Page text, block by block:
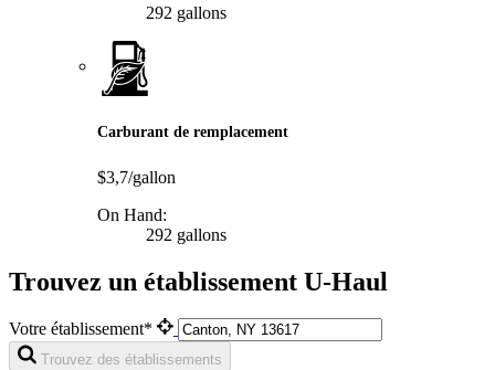
292 gallons
Carburant de remplacement
$3,7/gallon
On Hand:
292 gallons
Trouvez un établissement U-Haul
Votre établissement*
Trouvez des établissements